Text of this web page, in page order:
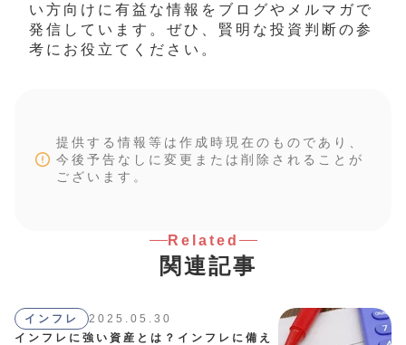
い方向けに有益な情報をブログやメルマガで
発信しています。ぜひ、賢明な投資判断の参
考にお役立てください。
提供する情報等は作成時現在のものであり、
今後予告なしに変更または削除されることが
ございます。
Related
関連記事
インフレ
2025.05.30
インフレに強い資産とは？インフレに備え